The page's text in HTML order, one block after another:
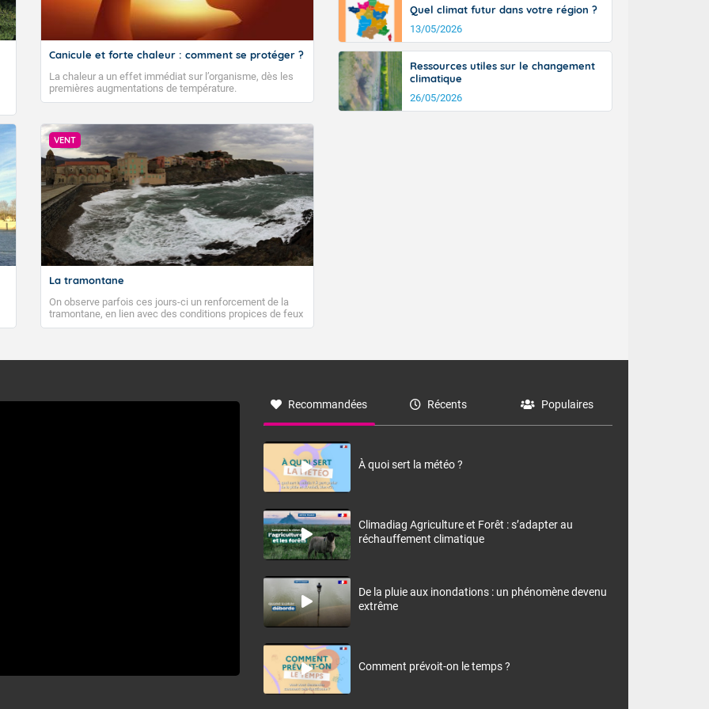
Canicule et forte chaleur : comment se protéger ?
La chaleur a un effet immédiat sur l’organisme, dès les
premières augmentations de température.
VENT
La tramontane
On observe parfois ces jours-ci un renforcement de la
tramontane, en lien avec des conditions propices de feux
de forêt. Mais qu'est-ce que la tramontane ? Quelles sont
à nord-ouest, dans un secteur qui part du Roussillon à la
monts, en allusion aux régions montagneuses d’où
Quel climat futur dans votre région ?
13/05/2026
Ressources utiles sur le changement
climatique
26/05/2026
Recommandées Récents Populaires
À quoi sert la météo ?
Climadiag Agriculture et Forêt : s’adapter au
réchauffement climatique
De la pluie aux inondations : un phénomène devenu
extrême
Comment prévoit-on le temps ?